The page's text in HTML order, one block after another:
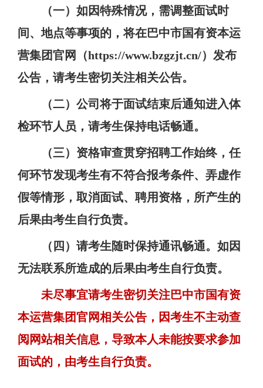
（一）如因特殊情况，需调整面试时
间、地点等事项的，将在巴中市国有资本运
营集团官网
（https://www.bzgzjt.cn/）发布
公告，请考生密切关注相关公告。
（二）公司将于面试结束后通知进入体
检环节人员 ，请考生保持电话畅通。
（三） 资格审查贯穿招聘工作始终，任
何环节发现考生有不符合报考条件、弄虚作
假等情形，取消面试、聘用资格，所产生的
后果由考生自行负责。
（四）请考生随时保持通讯畅通。如因
无法联系所造成的后果由考生自行负责。
未尽事宜请考生密切关注巴中市国有资
本运营集团官网相关公告，因考生不主动查
阅网站相关信息，导致本人未能按要求参加
面试的，由考生自行负责。